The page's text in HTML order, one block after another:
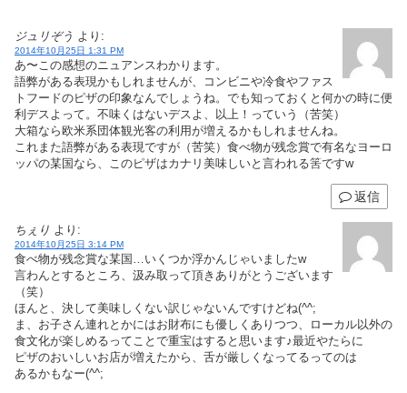
ジュリぞう より:
2014年10月25日 1:31 PM
あ〜この感想のニュアンスわかります。
語弊がある表現かもしれませんが、コンビニや冷食やファス
トフードのピザの印象なんでしょうね。でも知っておくと何かの時に便
利デスよって。不味くはないデスよ、以上！っていう（苦笑）
大箱なら欧米系団体観光客の利用が増えるかもしれませんね。
これまた語弊がある表現ですが（苦笑）食べ物が残念賞で有名なヨーロ
ッパの某国なら、このピザはカナリ美味しいと言われる筈ですw
返信
ちぇり より:
2014年10月25日 3:14 PM
食べ物が残念賞な某国…いくつか浮かんじゃいましたw
言わんとするところ、汲み取って頂きありがとうございます
（笑）
ほんと、決して美味しくない訳じゃないんですけどね(^^;
ま、お子さん連れとかにはお財布にも優しくありつつ、ローカル以外の
食文化が楽しめるってことで重宝はすると思います♪最近やたらに
ピザのおいしいお店が増えたから、舌が厳しくなってるってのは
あるかもなー(^^;